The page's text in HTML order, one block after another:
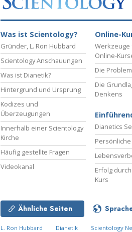
Was ist Scientology?
Gründer, L. Ron Hubbard
Scientology Anschauungen
Was ist Dianetik?
Hintergrund und Ursprung
Kodizes und
Überzeugungen
Innerhalb einer Scientology
Kirche
Häufig gestellte Fragen
Videokanal
Online-
Werkzeuge
Online-
Die
Die
Denkens
Dianetics
Erfolg
Kurs
Ähnliche Seiten
L. Ron Hubbard Dianetik Scientology